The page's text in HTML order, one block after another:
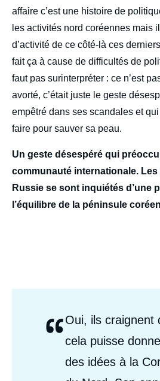
affaire c’est une histoire de
les activités nord coréennes mais
d’activité de ce côté-là ces
fait ça à cause de difficultés de
faut pas surinterpréter : ce n’est
avorté, c’était juste le geste
empêtré dans ses scandales et
faire pour sauver sa peau.
Un geste désespéré qui
communauté internationale. Les
Russie se sont inquiétés d’une
l’équilibre de la péninsule
“Citations
Auteurs
Oui, ils craignent
cela puisse
des idées à la